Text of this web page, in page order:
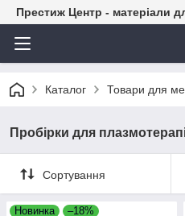
Престиж Центр - матеріали
Каталог Товари для
Пробірки для
Сортування
Новинка –18%